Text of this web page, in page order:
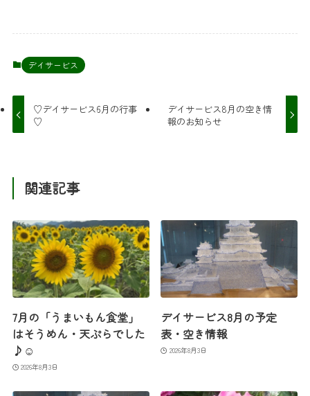
デイサービス
♡デイサービス6月の行事
♡
デイサービス8月の空き情
報のお知らせ
関連記事
7月の「うまいもん食堂」
はそうめん・天ぷらでした
♪☺
2026年8月3日
デイサービス8月の予定
表・空き情報
2026年8月3日